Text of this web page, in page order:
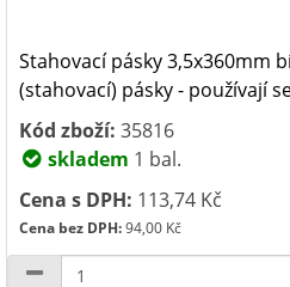
Stahovací pásky 3,5x360mm
(stahovací) pásky - používají
Kód zboží: 35816
skladem 1 bal.
Cena s DPH: 113,74 Kč
Cena bez DPH:94,00 Kč